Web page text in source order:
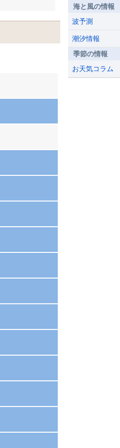
海と風の情報
波予測
潮汐情報
季節の情報
お天気コラム